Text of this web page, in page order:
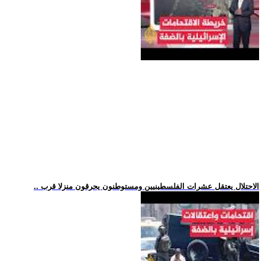
.. الاحتلال يعتقل عشرات الفلسطينيين ومستوطنون يحرقون منزلا قرب